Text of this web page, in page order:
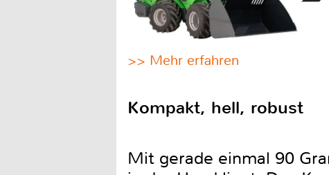
>> Mehr erfahren
Kompakt, hell, robust
Mit gerade einmal 90